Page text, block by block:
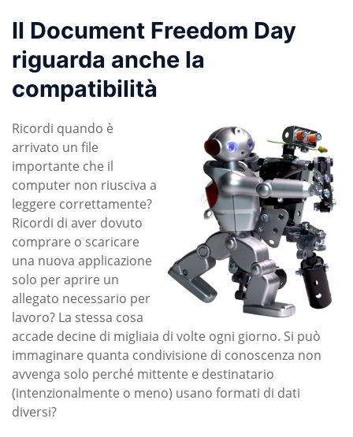
Il Document Freedom Day
riguarda anche la
compatibilità
Ricordi quando è
arrivato un file
importante che il
computer non riusciva a
leggere correttamente?
Ricordi di aver dovuto
comprare o scaricare
una nuova applicazione
solo per aprire un
allegato necessario per
lavoro? La stessa cosa
accade decine di migliaia di volte ogni giorno. Si può
immaginare quanta condivisione di conoscenza non
avvenga solo perché mittente e destinatario
(intenzionalmente o meno) usano formati di dati
diversi?